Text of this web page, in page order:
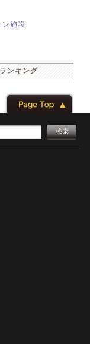
施設
ンキング